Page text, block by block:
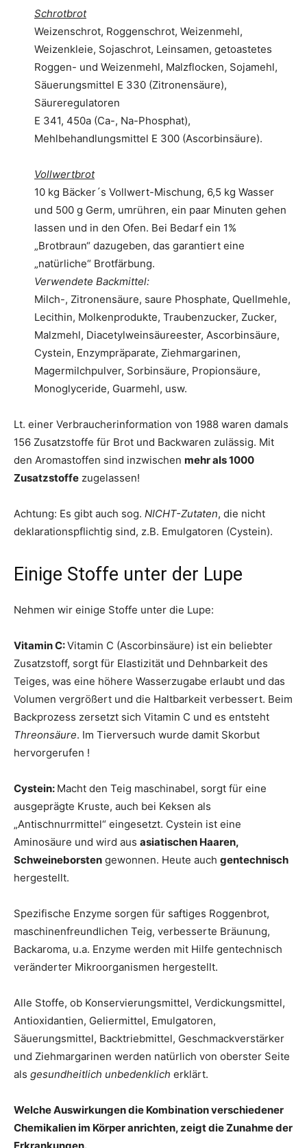
Schrotbrot
Weizenschrot, Roggenschrot, Weizenmehl,
Weizenkleie, Sojaschrot, Leinsamen, getoastetes
Roggen- und Weizenmehl, Malzflocken, Sojamehl,
Säuerungsmittel E 330 (Zitronensäure),
Säureregulatoren
E 341, 450a (Ca-, Na-Phosphat),
Mehlbehandlungsmittel E 300 (Ascorbinsäure).
Vollwertbrot
10 kg Bäcker´s Vollwert-Mischung, 6,5 kg Wasser
und 500 g Germ, umrühren, ein paar Minuten gehen
lassen und in den Ofen. Bei Bedarf ein 1%
„Brotbraun“ dazugeben, das garantiert eine
„natürliche“ Brotfärbung.
Verwendete Backmittel:
Milch-, Zitronensäure, saure Phosphate, Quellmehle,
Lecithin, Molkenprodukte, Traubenzucker, Zucker,
Malzmehl, Diacetylweinsäureester, Ascorbinsäure,
Cystein, Enzympräparate, Ziehmargarinen,
Magermilchpulver, Sorbinsäure, Propionsäure,
Monoglyceride, Guarmehl, usw.
Lt. einer Verbraucherinformation von 1988 waren damals
156 Zusatzstoffe für Brot und Backwaren zulässig. Mit
den Aromastoffen sind inzwischen mehr als 1000
Zusatzstoffe zugelassen!
Achtung: Es gibt auch sog. NICHT-Zutaten, die nicht
deklarationspflichtig sind, z.B. Emulgatoren (Cystein).
Einige Stoffe unter der Lupe
Nehmen wir einige Stoffe unter die Lupe:
Vitamin C:Vitamin C (Ascorbinsäure) ist ein beliebter
Zusatzstoff, sorgt für Elastizität und Dehnbarkeit des
Teiges, was eine höhere Wasserzugabe erlaubt und das
Volumen vergrößert und die Haltbarkeit verbessert. Beim
Backprozess zersetzt sich Vitamin C und es entsteht
Threonsäure. Im Tierversuch wurde damit Skorbut
hervorgerufen !
Cystein: Macht den Teig maschinabel, sorgt für eine
ausgeprägte Kruste, auch bei Keksen als
„Antischnurrmittel“ eingesetzt. Cystein ist eine
Aminosäure und wird aus asiatischen Haaren,
Schweineborsten gewonnen. Heute auch gentechnisch
hergestellt.
Spezifische Enzyme sorgen für saftiges Roggenbrot,
maschinenfreundlichen Teig, verbesserte Bräunung,
Backaroma, u.a. Enzyme werden mit Hilfe gentechnisch
veränderter Mikroorganismen hergestellt.
Alle Stoffe, ob Konservierungsmittel, Verdickungsmittel,
Antioxidantien, Geliermittel, Emulgatoren,
Säuerungsmittel, Backtriebmittel, Geschmackverstärker
und Ziehmargarinen werden natürlich von oberster Seite
als gesundheitlich unbedenklich erklärt.
Welche Auswirkungen die Kombination verschiedener
Chemikalien im Körper anrichten, zeigt die Zunahme der